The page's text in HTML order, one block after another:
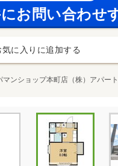
お問い合わせ
気に入りに追加する
マンショップ本町店（株）アパー